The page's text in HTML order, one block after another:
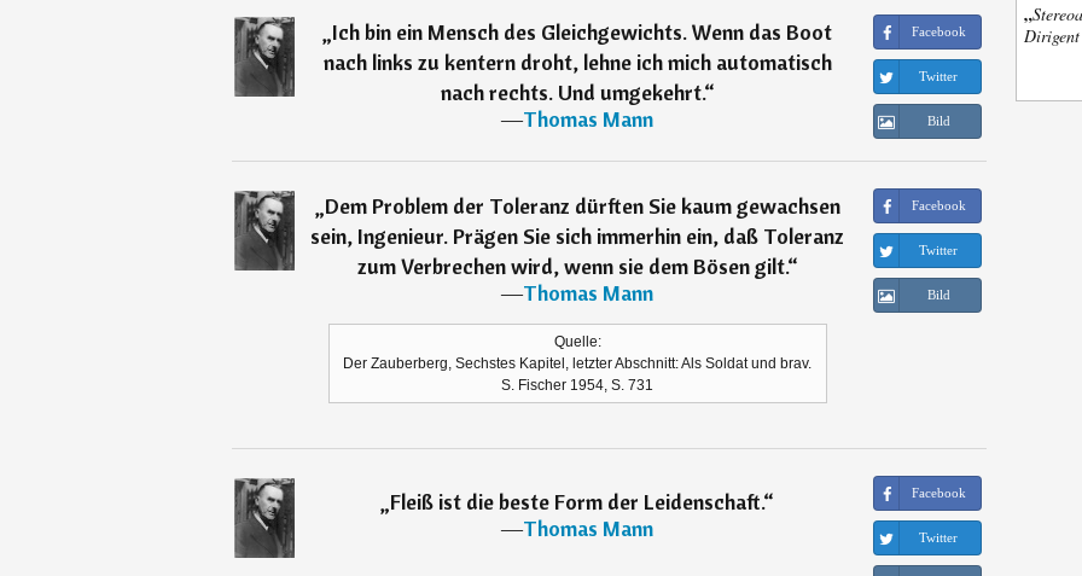
„Ich bin ein Mensch des Gleichgewichts. Wenn das Boot
nach links zu kentern droht, lehne ich mich automatisch
nach rechts. Und umgekehrt.“
―Thomas Mann
Facebook
Twitter
Bild
„Dem Problem der Toleranz dürften Sie kaum gewachsen
sein, Ingenieur. Prägen Sie sich immerhin ein, daß Toleranz
zum Verbrechen wird, wenn sie dem Bösen gilt.“
―Thomas Mann
Quelle:
Der Zauberberg, Sechstes Kapitel, letzter Abschnitt: Als Soldat und brav.
S. Fischer 1954, S. 731
Facebook
Twitter
Bild
„Fleiß ist die beste Form der Leidenschaft.“
―Thomas Mann
Facebook
Twitter
„
Dirigent